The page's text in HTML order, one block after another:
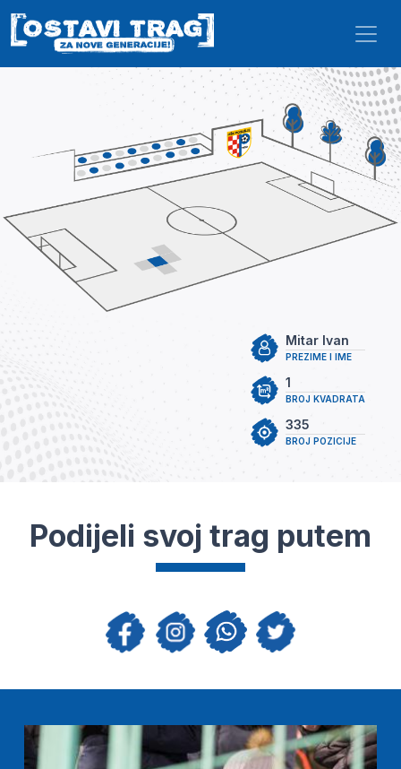
Skip to main content
PREZIME I IME
Mitar Ivan
BROJ KVADRATA
1
BROJ POZICIJE
335
Podijeli svoj trag putem